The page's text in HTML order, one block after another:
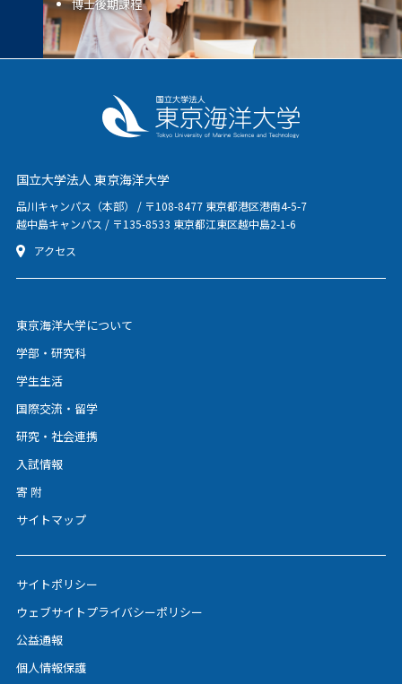
博士後期課程
国立大学法人 東京海洋大学
品川キャンパス（本部） / 〒108-8477 東京都港区港南4-5-7
越中島キャンパス / 〒135-8533 東京都江東区越中島2-1-6
アクセス
東京海洋大学について
学部・研究科
学生生活
国際交流・留学
研究・社会連携
入試情報
寄 附
サイトマップ
サイトポリシー
ウェブサイトプライバシーポリシー
公益通報
個人情報保護